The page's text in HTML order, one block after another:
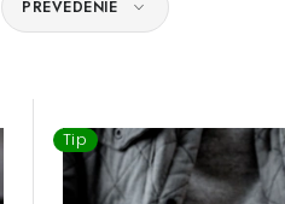
PREVEDENIE
Tip